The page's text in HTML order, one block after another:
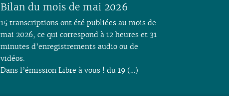
Bilan du mois de mai 2026
15 transcriptions ont été publiées au mois de
mai 2026, ce qui correspond à 12 heures et 31
minutes d’enregistrements audio ou de
vidéos.
Dans l’émission Libre à vous ! du 19 (…)